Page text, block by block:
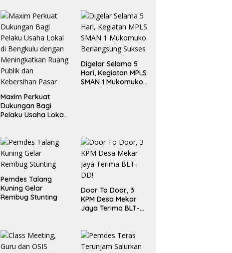
Maxim Perkuat
Dukungan Bagi
Pelaku Usaha Lokal
Ruang Publik dan
Kebersihan Pasar
Digelar Selama 5
Hari, Kegiatan MPLS
SMAN 1 Mukomuko
Pemdes Talang
Kuning Gelar
Rembug Stunting
Door To Door, 3
KPM Desa Mekar
Jaya Terima BLT-